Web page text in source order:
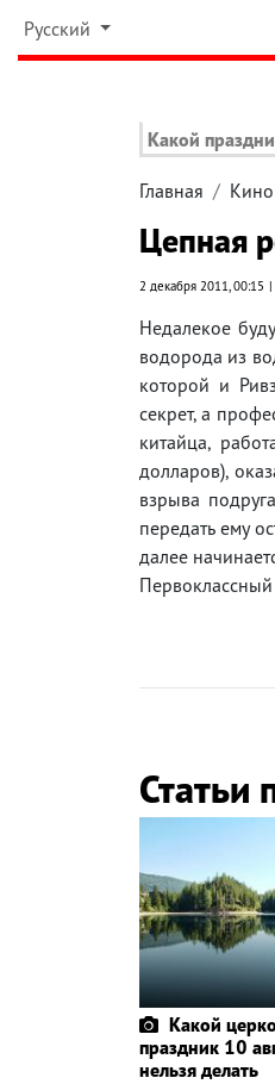
Русский
Какой
Главная Кино
Цепная
2 декабря 2011, 00:15
Недалекое
водорода из
которой и
секрет, а
китайца,
долларов),
взрыва
передать ему
далее
Статьи
Какой
праздник 10
нельзя делать